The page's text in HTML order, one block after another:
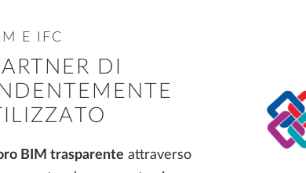
E IFC
DI
BIM trasparente attraverso